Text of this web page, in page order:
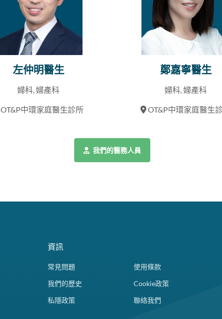
左仲明醫生
婦科, 婦產科
OT&P中環家庭醫生診所
鄭嘉寧醫生
婦科, 婦產科
OT&P中環家庭醫生
我們的醫務人員
資訊
常見問題
我們的歷史
私隱政策
使用條款
Cookie政策
聯絡我們